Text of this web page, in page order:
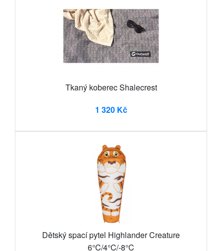
Tkaný koberec Shalecrest
1 320 Kč
Dětský spací pytel Highlander Creature
6°C/4°C/-8°C